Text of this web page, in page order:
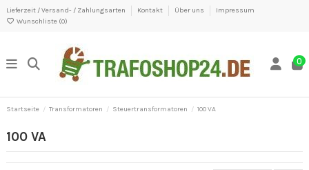
Lieferzeit / Versand- / Zahlungsarten Kontakt Über uns
Impressum
Wunschliste (0)
0
Startseite Transformatoren Steuertransformatoren 100 VA
100 VA